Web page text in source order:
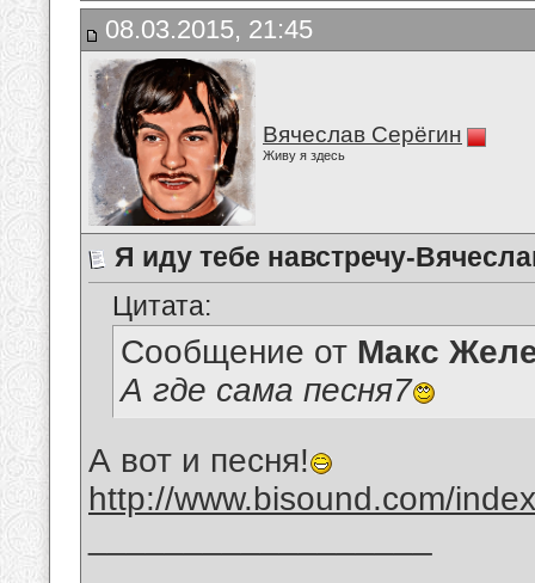
08.03.2015, 21:45
Вячеслав Серёгин
Живу я здесь
Я иду тебе навстречу-
Цитата:
Сообщение от Макс
А где сама песня7
А вот и песня!
http://www.bisound.com/